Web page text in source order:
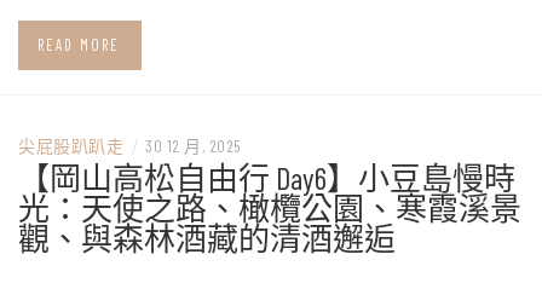
READ MORE
尖屁股趴趴走 / 30 12 月, 2025
【岡山高松自由行 Day6】小豆島慢時
光：天使之路、橄欖公園、寒霞溪景
觀、與森林酒藏的清酒邂逅